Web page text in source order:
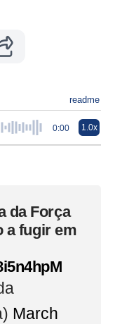
readme
0:00 1.0x
da Força
a fugir em
March